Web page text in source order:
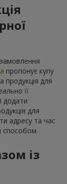
пропонує купу
продукція для
її
додати
для
адресу та час
способом.
із